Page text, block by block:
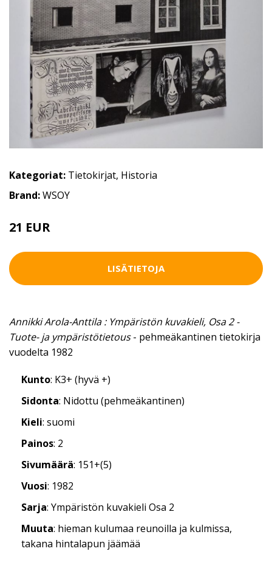
Kategoriat: Tietokirjat, Historia
Brand:WSOY
21 EUR
LISÄTIETOJA
Annikki Arola-Anttila : Ympäristön kuvakieli, Osa 2 -
Tuote- ja ympäristötietous- pehmeäkantinen tietokirja
vuodelta 1982
Kunto: K3+ (hyvä +)
Sidonta: Nidottu (pehmeäkantinen)
Kieli: suomi
Painos: 2
Sivumäärä: 151+(5)
Vuosi: 1982
Sarja: Ympäristön kuvakieli Osa 2
Muuta: hieman kulumaa reunoilla ja kulmissa,
takana hintalapun jäämää